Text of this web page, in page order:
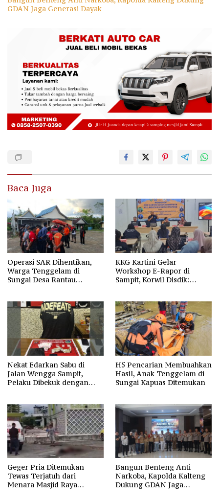
GDAN Jaga Generasi Dayak
Baca Juga
Operasi SAR Dihentikan,
Warga Tenggelam di
Sungai Desa Rantau
KKG Kartini Gelar
Workshop E-Rapor di
Sampit, Korwil Disdik:
Nekat Edarkan Sabu di
Jalan Wengga Sampit,
Pelaku Dibekuk dengan
H5 Pencarian Membuahkan
Hasil, Anak Tenggelam di
Sungai Kapuas Ditemukan
Geger Pria Ditemukan
Tewas Terjatuh dari
Menara Masjid Raya
Bangun Benteng Anti
Narkoba, Kapolda Kalteng
Dukung GDAN Jaga